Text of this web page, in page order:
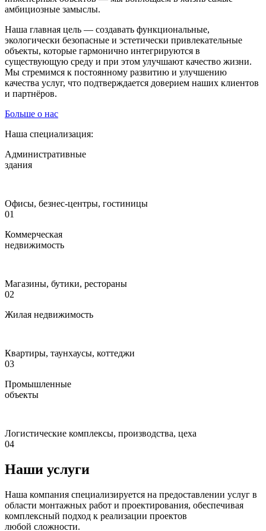
амбициозные замыслы.
Наша главная цель — создавать функциональные,
экологически безопасные и эстетически привлекательные
объекты, которые гармонично интегрируются в
существующую среду и при этом улучшают качество жизни.
Мы стремимся к постоянному развитию и улучшению
качества услуг, что подтверждается доверием наших клиентов
и партнёров.
Больше о нас
Наша специализация:
Административные
здания
Офисы, безнес-центры, гостиницы
01
Коммерческая
недвижимость
Магазины, бутики, рестораны
02
Жилая недвижимость
Квартиры, таунхаусы, коттеджи
03
Промышленные
объекты
Логистические комплексы, производства, цеха
04
Наши услуги
Наша компания специализируется на предоставлении услуг в
области монтажных работ и проектирования, обеспечивая
комплексный подход к реализации проектов
любой сложности.